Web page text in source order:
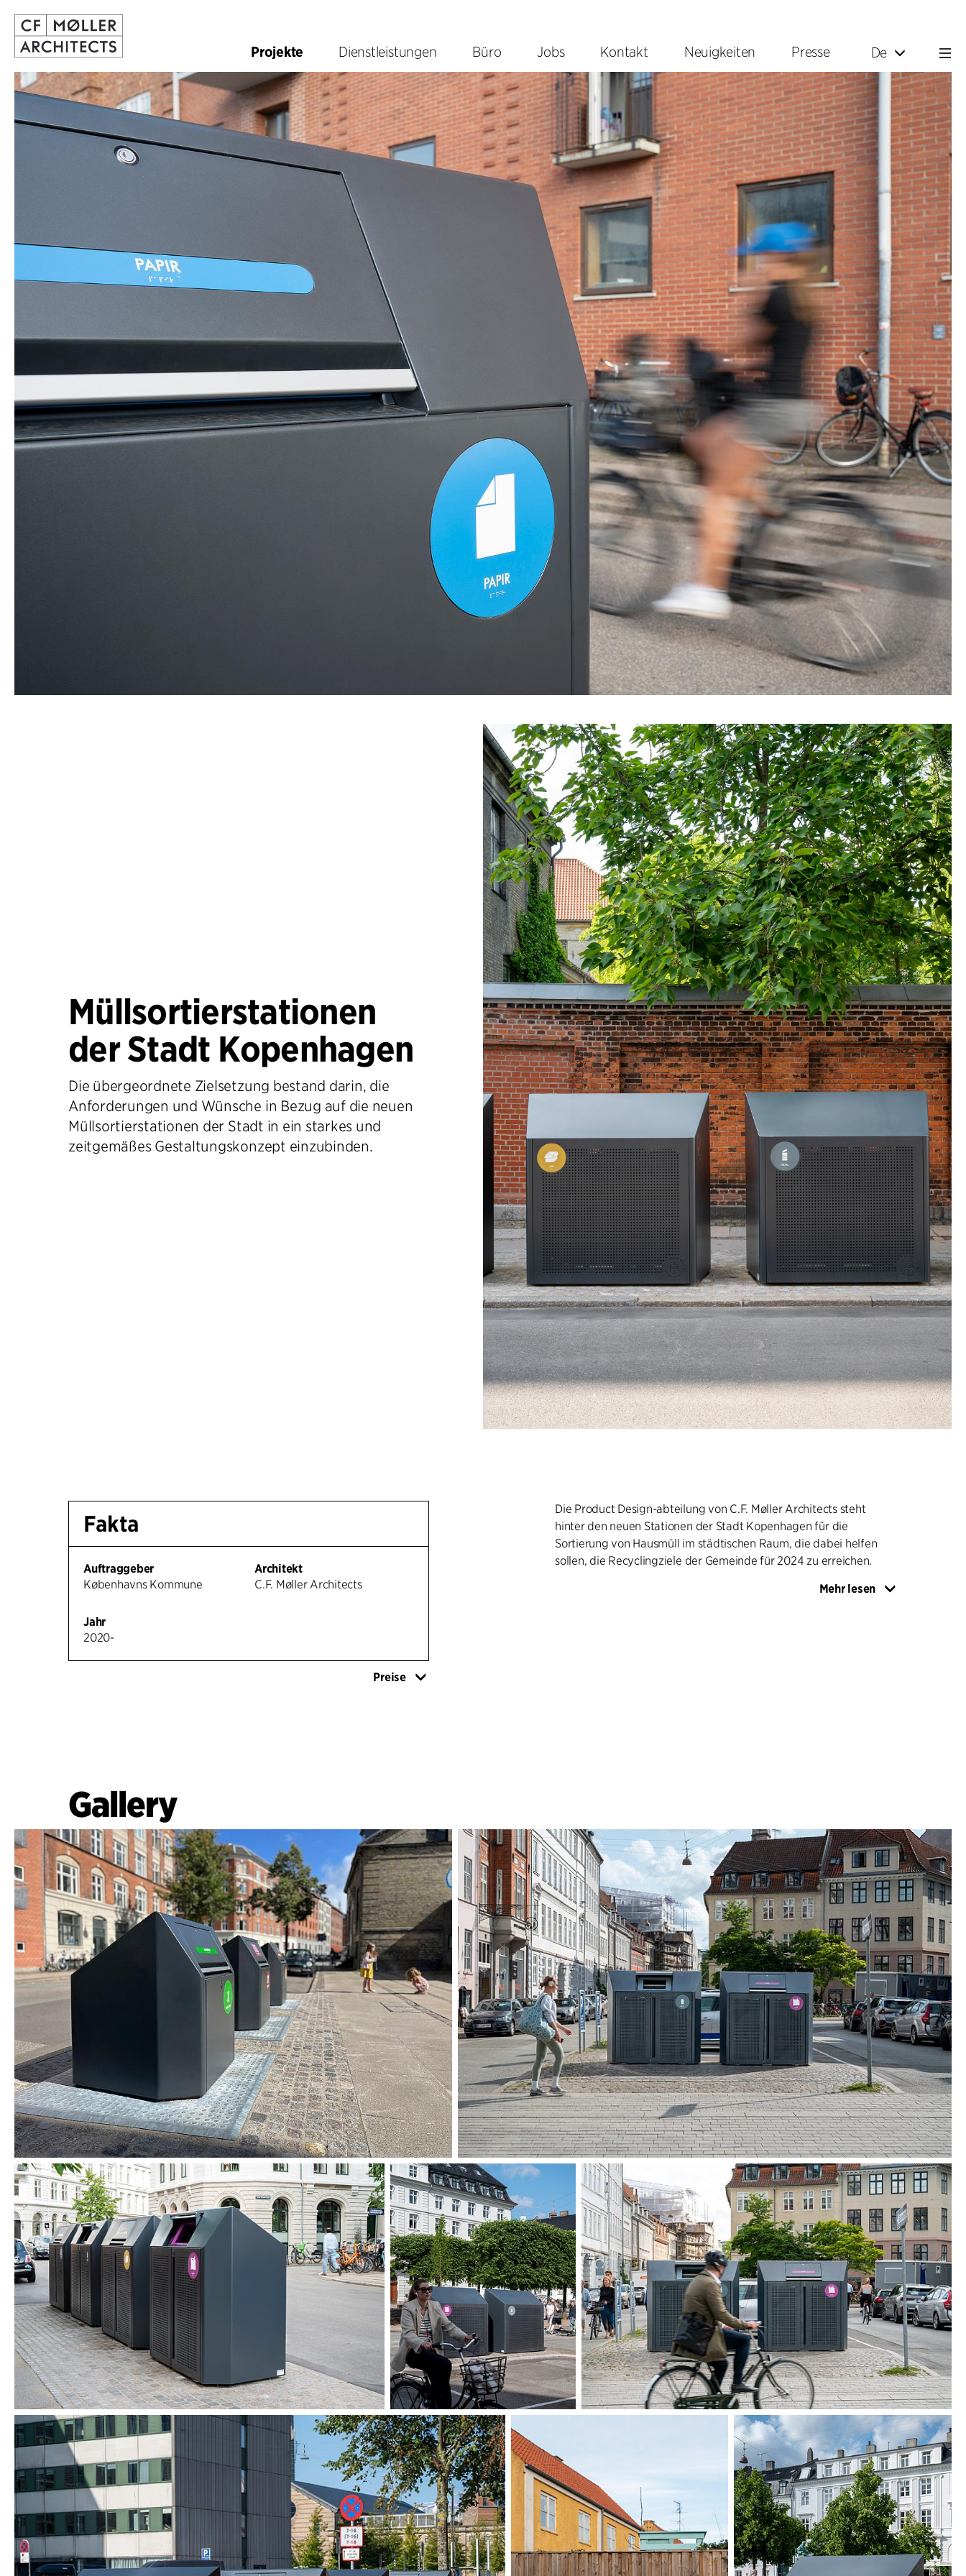
Projekte Dienstleistungen Büro Jobs Kontakt Neuigkeiten Presse De
Müllsortierstationen
der Stadt Kopenhagen
Die übergeordnete Zielsetzung bestand darin, die
Anforderungen und Wünsche in Bezug auf die neuen
Müllsortierstationen der Stadt in ein starkes und
zeitgemäßes Gestaltungskonzept einzubinden.
Fakta
Auftraggeber
Københavns Kommune
Jahr
2020-
Architekt
C.F. Møller Architects
Preise
Die Product Design-abteilung von C.F. Møller Architects steht
hinter den neuen Stationen der Stadt Kopenhagen für die
Sortierung von Hausmüll im städtischen Raum, die dabei helfen
sollen, die Recyclingziele der Gemeinde für 2024 zu erreichen.
Form und Erscheinungsbild sind bei den drei Sortierstationen
gleiche Weise betätigt wird und identisch aussieht. Somit ist es
nicht die Form des Einwurfs, sondern die grafische Verarbeitung
der Front, die den Benutzer klar und eindeutig darüber informiert,
wofür das jeweilige Element gedacht ist und wie man damit
umgeht. Dieser Ansatz ist ein wesentlicher Beitrag zur
Gewährleistung des angestrebten Gleichgewichts zwischen der
Notwendigkeit der Sichtbarkeit und einer behutsamen Integration
in städtische Räume. Gleichzeitig reduziert die oben aufgehängte
und selbstschließende Tür einige Anforderungen wie z. B. Schutz
vor u. a. Wassereintritt, Gerüchen, Silvesterknallern, denen die
Sortieranlagen in der Stadt häufig ausgesetzt sind. Die
Sortierstationen wurden um eine geschlossene Form herum und
mit einem ganz eigenen Erscheinungsbild gestaltet, das diese
Anlagen von einem überwiegend technischen Produkt zu
skulpturalen Objekten macht, die das Stadtbild bereichern und
das Gefühl der Sicherheit stärken. Das Konzept unterstützt die
besondere Kopenhagener Identität und wird zu einem
Designerlebnis für die Bürger und Nutzer der Stadt.
Mehr lesen
Gallery